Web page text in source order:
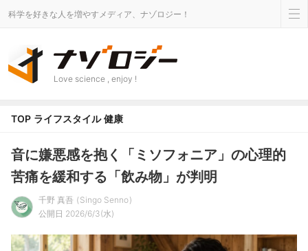
科学を好きな人を増やすメディア、ナゾロジー！
Love science , enjoy !
TOP ライフスタイル 健康
音に嫌悪感を抱く「ミソフォニア」の心理的
苦痛を緩和する「飲み物」が判明
千野 真吾
Singo Senno
公開日 2026/6/3(水)